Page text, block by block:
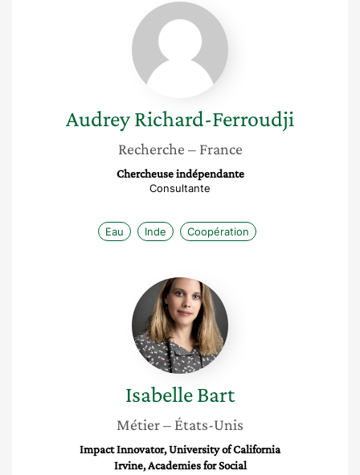
Audrey
Richard-
Ferroudji
AudreyRichard-Ferroudji
Recherche – France
Chercheuse indépendante
Consultante
Eau Inde Coopération
Isabelle
Bart
IsabelleBart
Métier– États-Unis
Impact Innovator, University of California
Irvine, Academies for Social